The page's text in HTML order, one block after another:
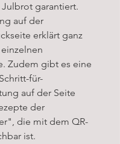
garantiert.
auf der
erklärt ganz
Zudem gibt es eine
für-
auf der Seite
der
die mit dem QR-
ist.